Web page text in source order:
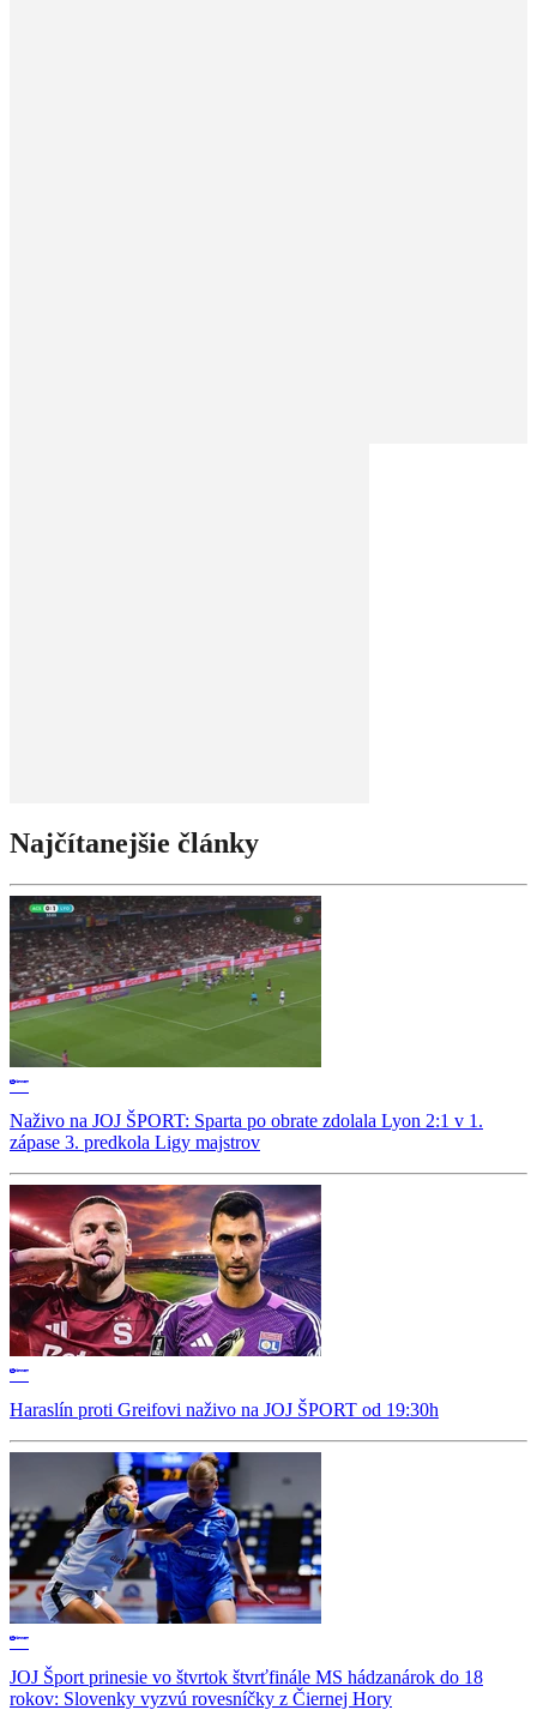
Najčítanejšie články
Naživo na JOJ ŠPORT: Sparta po obrate zdolala Lyon 2:1 v 1.
zápase 3. predkola Ligy majstrov
Haraslín proti Greifovi naživo na JOJ ŠPORT od 19:30h
JOJ Šport prinesie vo štvrtok štvrťfinále MS hádzanárok do 18
rokov: Slovenky vyzvú rovesníčky z Čiernej Hory